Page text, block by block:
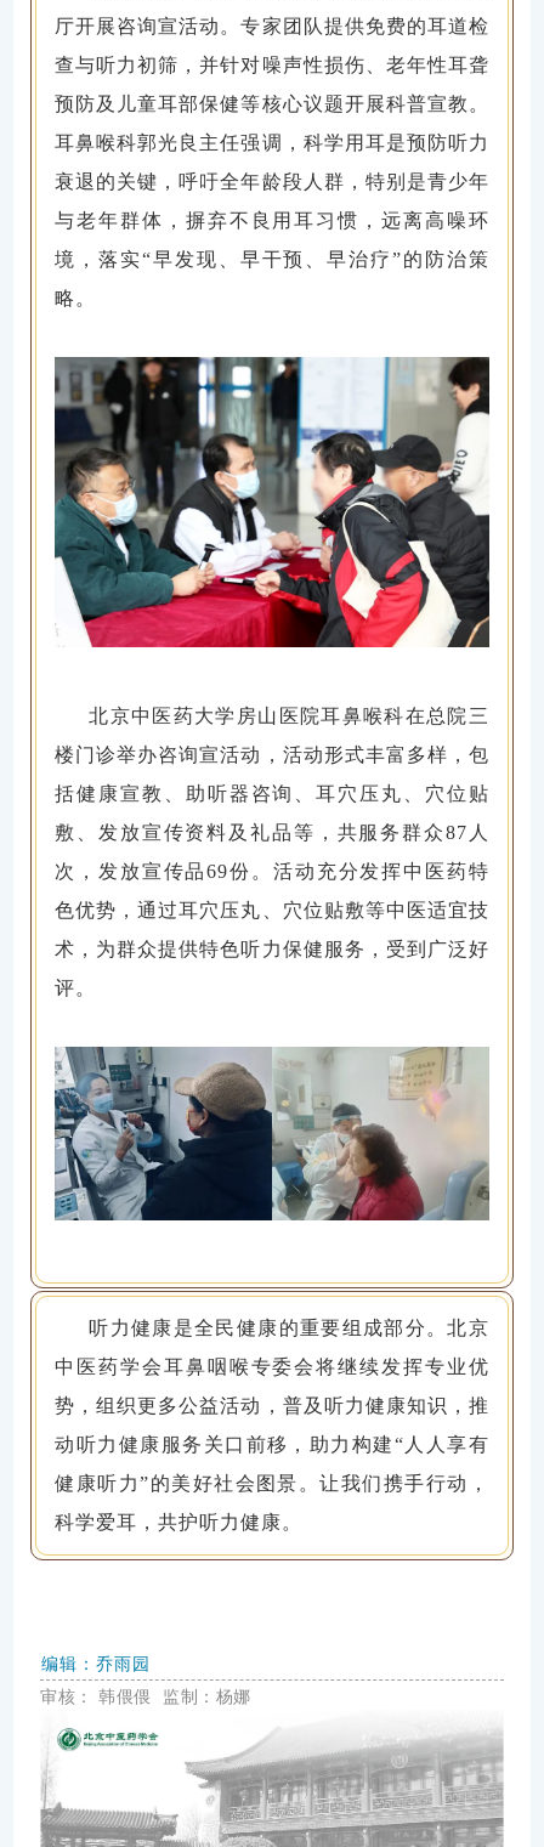
厅开展咨询宣活动。专家团队提供免费的耳道检
查与听力初筛，并针对噪声性损伤、老年性耳聋
预防及儿童耳部保健等核心议题开展科普宣教。
耳鼻喉科郭光良主任强调，科学用耳是预防听力
衰退的关键，呼吁全年龄段人群，特别是青少年
与老年群体，摒弃不良用耳习惯，远离高噪环
境，落实“早发现、早干预、早治疗”的防治策
略。
北京中医药大学房山医院耳鼻喉科在总院三
楼门诊举办咨询宣活动，活动形式丰富多样，包
括健康宣教、助听器咨询、耳穴压丸、穴位贴
敷、发放宣传资料及礼品等，共服务群众87人
次，发放宣传品69份。活动充分发挥中医药特
色优势，通过耳穴压丸、穴位贴敷等中医适宜技
术，为群众提供特色听力保健服务，受到广泛好
评。
听力健康是全民健康的重要组成部分。北京
中医药学会耳鼻咽喉专委会将继续发挥专业优
势，组织更多公益活动，普及听力健康知识，推
动听力健康服务关口前移，助力构建“人人享有
健康听力”的美好社会图景。让我们携手行动，
科学爱耳，共护听力健康。
编辑：乔雨园
审核：韩偎偎 监制：杨娜